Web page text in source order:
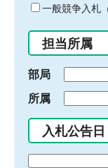
ド
入
力
一般競争入札
担当所属
部局
所属
入札公告日